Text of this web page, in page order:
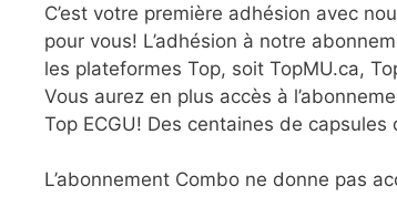
C’est votre première adhésion avec
pour vous! L’adhésion à notre
les plateformes Top, soit TopMU.ca,
Vous aurez en plus accès à
Top ECGU! Des centaines de
L’abonnement Combo ne donne pas